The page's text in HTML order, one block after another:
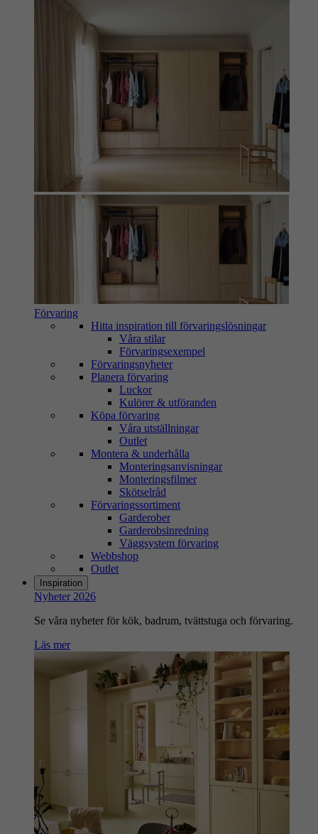
Förvaring
Hitta inspiration till förvaringslösningar
Våra stilar
Förvaringsexempel
Förvaringsnyheter
Planera förvaring
Luckor
Kulörer & utföranden
Köpa förvaring
Våra utställningar
Outlet
Montera & underhålla
Monteringsanvisningar
Monteringsfilmer
Skötselråd
Förvaringssortiment
Garderober
Garderobsinredning
Väggsystem förvaring
Webbshop
Outlet
Inspiration
Nyheter 2026
Se våra nyheter för kök, badrum, tvättstuga och förvaring.
Läs mer